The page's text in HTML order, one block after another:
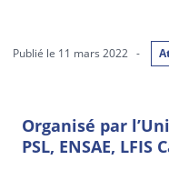
Publié le 11 mars 2022 -
Organisé par
PSL, ENSAE, LFIS